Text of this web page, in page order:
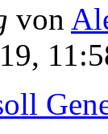
von